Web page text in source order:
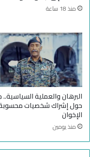
ج
ه
ر
ة
ا
ن
ي
ة
ا
م
ل
م
ة
ت
ن
ب
ع
ث
ن
منذ 18 ساعة
البرهان والعملية
حول إشراك شخصيات
الإخوان
منذ يومين